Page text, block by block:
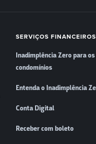
SERVIÇOS FINANCEIROS
Inadimplência Zero para
condomínios
Entenda o Inadimplência
Conta Digital
Receber com boleto